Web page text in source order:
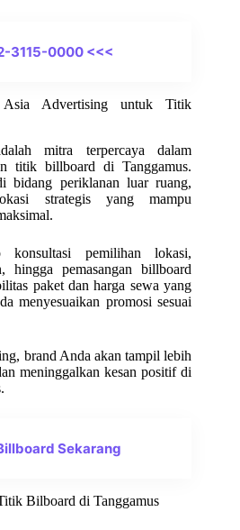
3115-0000 <<<
Advertising untuk Titik
mitra terpercaya dalam
titik billboard di Tanggamus.
bidang periklanan luar ruang,
strategis yang mampu
konsultasi pemilihan lokasi,
hingga pemasangan billboard
paket dan harga sewa yang
menyesuaikan promosi sesuai
brand Anda akan tampil lebih
meninggalkan kesan positif di
Sekarang
Bilboard di Tanggamus